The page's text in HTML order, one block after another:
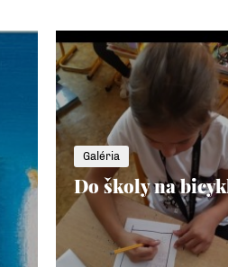
Galéria
Do školy na